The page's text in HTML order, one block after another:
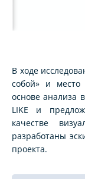
В ходе
собой» и
основе анализа
LIKE и
качестве
разработаны
проекта.